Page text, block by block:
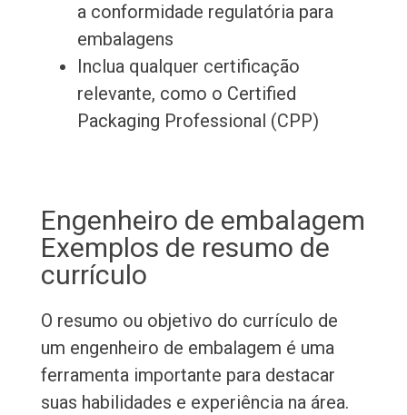
a conformidade regulatória para
embalagens
Inclua qualquer certificação
relevante, como o Certified
Packaging Professional (CPP)
Engenheiro de embalagem
Exemplos de resumo de
currículo
O resumo ou objetivo do currículo de
um engenheiro de embalagem é uma
ferramenta importante para destacar
suas habilidades e experiência na área.